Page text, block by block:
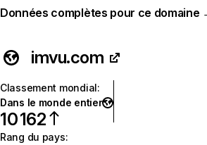
Données complètes pour ce domaine
imvu.com
Classement mondial:
Dans le monde entier
10 162
Rang du pays: